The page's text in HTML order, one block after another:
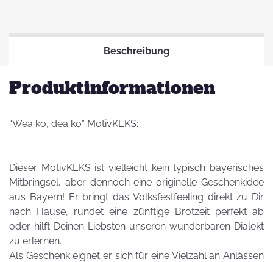
Beschreibung
Produktinformationen
“Wea ko, dea ko” MotivKEKS:
Dieser MotivKEKS ist vielleicht kein typisch bayerisches
Mitbringsel, aber dennoch eine originelle Geschenkidee
aus Bayern! Er bringt das Volksfestfeeling direkt zu Dir
nach Hause, rundet eine zünftige Brotzeit perfekt ab
oder hilft Deinen Liebsten unseren wunderbaren Dialekt
zu erlernen.
Als Geschenk eignet er sich für eine Vielzahl an Anlässen